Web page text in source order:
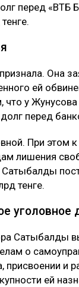
перед «ВТБ
Она
ей
что у
перед
При этом
лишения
тенге.
уголовное
Сатыбалды
о
присвоении и
ей